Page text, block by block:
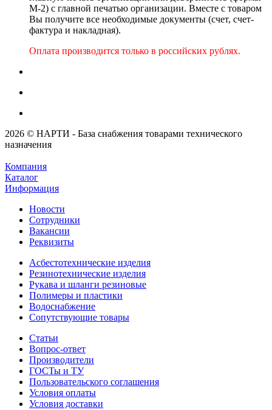
М-2) с главной печатью организации. Вместе с товаром
Вы получите все необходимые документы (счет, счет-
фактура и накладная).
Оплата производится только в российских рублях.
2026 © НАРТИ - База снабжения товарами технического
назначения
Компания
Каталог
Информация
Новости
Сотрудники
Вакансии
Реквизиты
Асбестотехнические изделия
Резинотехнические изделия
Рукава и шланги резиновые
Полимеры и пластики
Водоснабжение
Сопутствующие товары
Статьи
Вопрос-ответ
Производители
ГОСТы и ТУ
Пользовательского соглашения
Условия оплаты
Условия доставки